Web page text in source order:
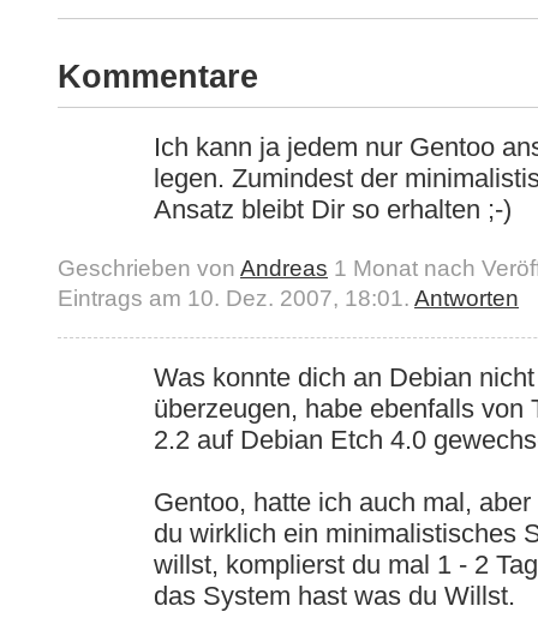
Kommentare
Ich kann ja jedem nur Gentoo
legen. Zumindest der
Ansatz bleibt Dir so erhalten ;-)
Geschrieben von Andreas 1 Monat nach
Eintrags am 10. Dez. 2007, 18:01. Antworten
Was konnte dich an Debian nicht
überzeugen, habe ebenfalls von
2.2 auf Debian Etch 4.0
Gentoo, hatte ich auch mal, aber
du wirklich ein minimalistisches
willst, komplierst du mal 1 - 2
das System hast was du Willst.